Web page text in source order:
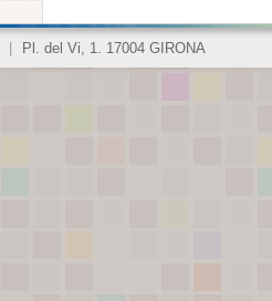
Pl. del Vi, 1. 17004 GIRONA